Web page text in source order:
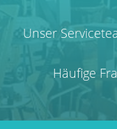
Unser
Häufige